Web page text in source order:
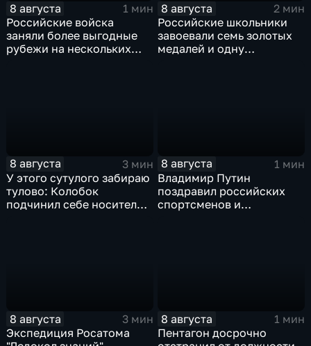
8 августа
1 мин
Российские войска
заняли более выгодные
рубежи на нескольких
8 августа
2 мин
Российские школьники
завоевали семь золотых
медалей и одну
8 августа
3 мин
У этого сутулого забираю
тулово: Колобок
подчинил себе носителя в
8 августа
1 мин
Владимир Путин
поздравил российских
спортсменов и
8 августа
3 мин
Экспедиция Росатома
8 августа
1 мин
Пентагон досрочно